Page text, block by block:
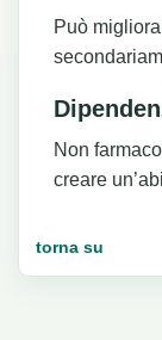
Può
Non
creare
torna su